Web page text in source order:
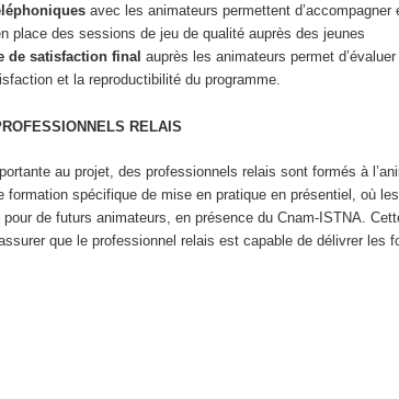
avec les animateurs permettent d’accompagner
place des sessions de jeu de qualité auprès des jeunes
de satisfaction final auprès les animateurs permet d’évaluer
et la reproductibilité du programme.
RELAIS
au projet, des professionnels relais sont formés à
formation spécifique de mise en pratique en présentiel, où les
de futurs animateurs, en présence du Cnam-ISTNA.
que le professionnel relais est capable de délivrer les